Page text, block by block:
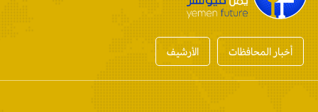
أخبار المحافظات الأرشيف